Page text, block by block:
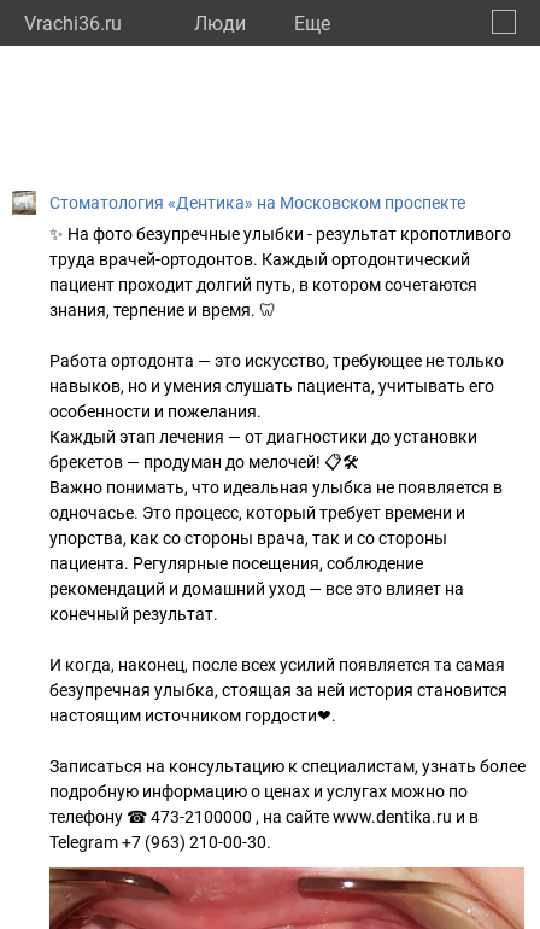
Vrachi36.ru Люди Eще
Стоматология «Дентика» на Московском проспекте
✨ На фото безупречные улыбки - результат кропотливого
труда врачей-ортодонтов. Каждый ортодонтический
пациент проходит долгий путь, в котором сочетаются
знания, терпение и время. 🦷
Работа ортодонта — это искусство, требующее не только
навыков, но и умения слушать пациента, учитывать его
особенности и пожелания.
Каждый этап лечения — от диагностики до установки
брекетов — продуман до мелочей! 📋🛠
Важно понимать, что идеальная улыбка не появляется в
одночасье. Это процесс, который требует времени и
упорства, как со стороны врача, так и со стороны
пациента. Регулярные посещения, соблюдение
рекомендаций и домашний уход — все это влияет на
конечный результат.
И когда, наконец, после всех усилий появляется та самая
безупречная улыбка, стоящая за ней история становится
настоящим источником гордости❤.
Записаться на консультацию к специалистам, узнать более
подробную информацию о ценах и услугах можно по
телефону ☎ 473-2100000 , на сайте www.dentika.ru и в
Telegram +7 (963) 210-00-30.